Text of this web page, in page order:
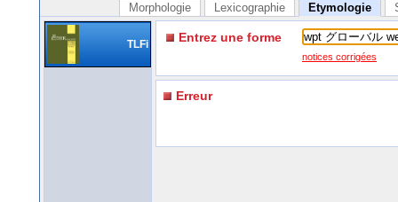
Morphologie Lexicographie Etymologie
TLFi Entrez une forme
notices corrigées
Erreur